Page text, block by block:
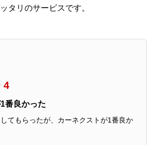
タリのサービスです。
4
番良かった
てもらったが、カーネクストが1番良か